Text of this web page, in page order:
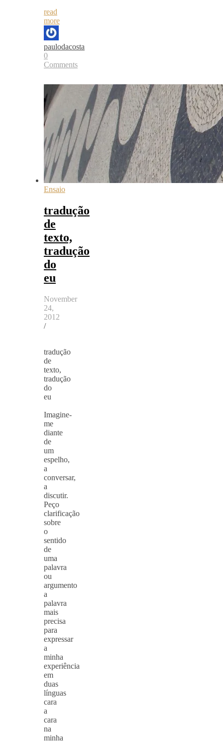
read
more
paulodacosta
0
Comments
Ensaio
tradução
de
texto,
tradução
do
eu
November
24,
2012
/
tradução
de
texto,
tradução
do
eu
Imagine-
me
diante
de
um
espelho,
a
conversar,
a
discutir.
Peço
clarificação
sobre
o
sentido
de
uma
palavra
ou
argumento
a
palavra
mais
precisa
para
expressar
a
minha
experiência
em
duas
línguas
cara
a
cara
na
minha